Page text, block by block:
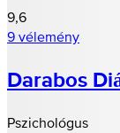
9,6
9 vélemény
Darabos
Pszichológus